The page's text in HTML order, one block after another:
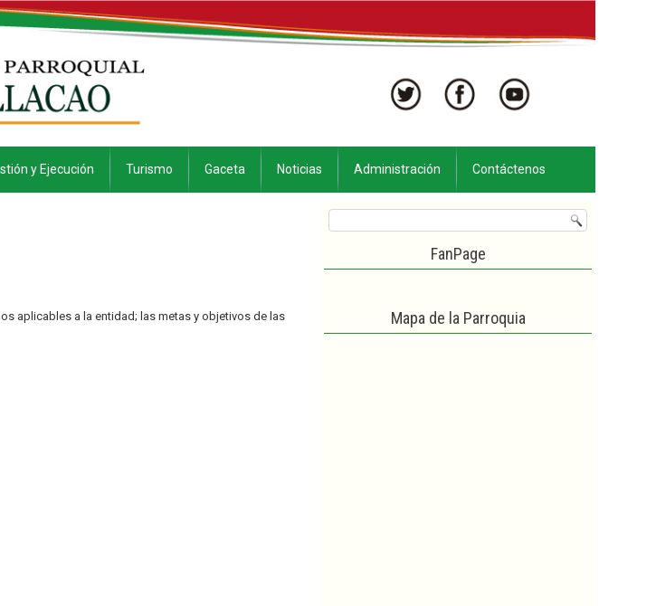
y Ejecución Turismo Gaceta Noticias Administración Contáctenos
aplicables a la entidad; las metas y objetivos de las
FanPage
Mapa de la Parroquia